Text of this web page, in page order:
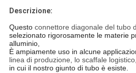
Descrizione:
Questoconnettore diagonale del tubo
selezionato rigorosamente le materie
alluminio,
È ampiamente uso in alcune
linea di produzione, lo scaffale
in cui il nostro giunto di tubo è esiste.